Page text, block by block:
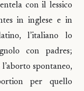
con il lessico
in inglese e in
l’italiano lo
con padres;
spontaneo,
per quello